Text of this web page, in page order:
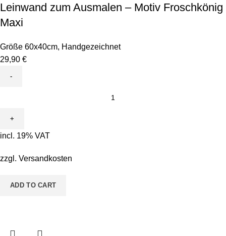
Leinwand zum Ausmalen – Motiv Froschkönig
Maxi
Größe 60x40cm, Handgezeichnet
29,90 €
Ausmalen
-
Froschkönig
quantity
incl. 19% VAT
zzgl. Versandkosten
ADD TO CART